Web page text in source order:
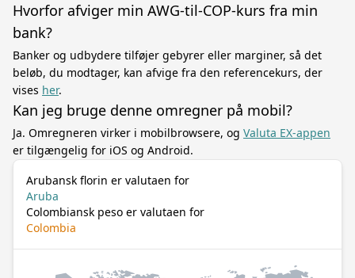
Hvorfor afviger min AWG-til-COP-kurs fra min
bank?
Banker og udbydere tilføjer gebyrer eller marginer, så det
beløb, du modtager, kan afvige fra den referencekurs, der
vises her.
Kan jeg bruge denne omregner på mobil?
Ja. Omregneren virker i mobilbrowsere, og Valuta EX-appen
er tilgængelig for iOS og Android.
Arubansk florin er valutaen for
Aruba
Colombiansk peso er valutaen for
Colombia